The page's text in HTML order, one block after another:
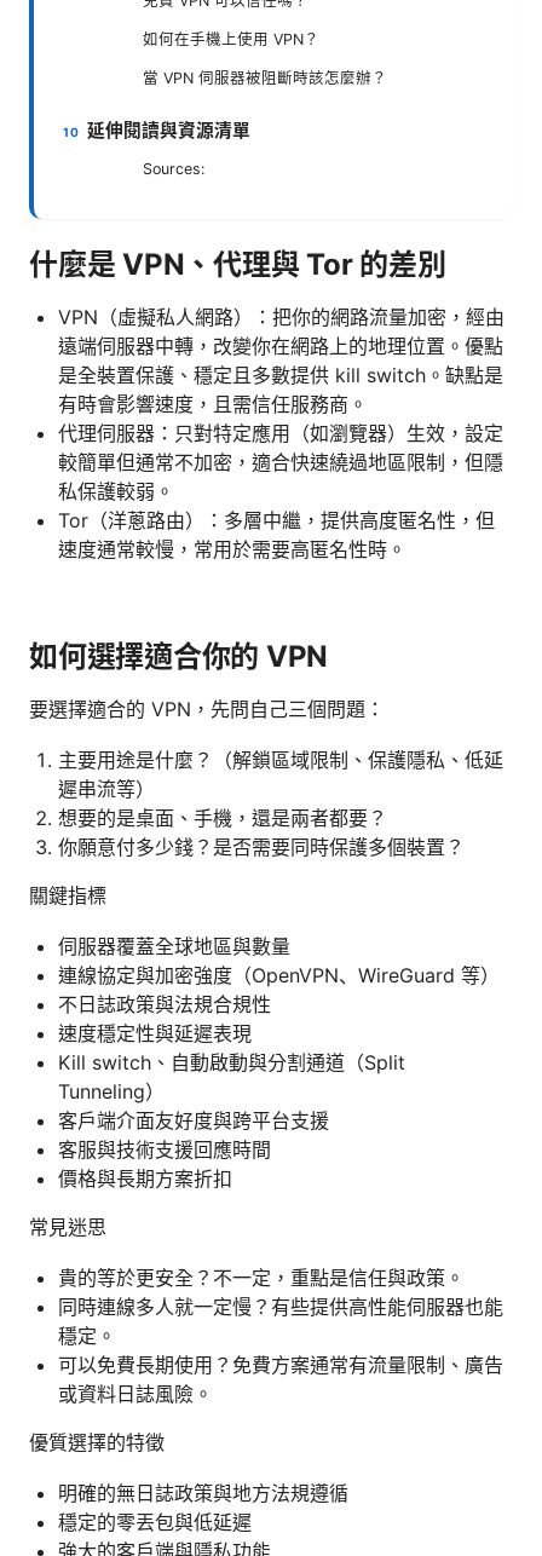
如何在手機上使用 VPN？
當 VPN 伺服器被阻斷時該怎麼辦？
延伸閱讀與資源清單
Sources:
什麼是 VPN、代理與 Tor 的差別
VPN（虛擬私人網路）：把你的網路流量加密，經由
遠端伺服器中轉，改變你在網路上的地理位置。優點
是全裝置保護、穩定且多數提供 kill switch。缺點是
有時會影響速度，且需信任服務商。
代理伺服器：只對特定應用（如瀏覽器）生效，設定
較簡單但通常不加密，適合快速繞過地區限制，但隱
私保護較弱。
Tor（洋蔥路由）：多層中繼，提供高度匿名性，但
速度通常較慢，常用於需要高匿名性時。
如何選擇適合你的 VPN
要選擇適合的 VPN，先問自己三個問題：
主要用途是什麼？（解鎖區域限制、保護隱私、低延
遲串流等）
想要的是桌面、手機，還是兩者都要？
你願意付多少錢？是否需要同時保護多個裝置？
關鍵指標
伺服器覆蓋全球地區與數量
連線協定與加密強度（OpenVPN、WireGuard 等）
不日誌政策與法規合規性
速度穩定性與延遲表現
Kill switch、自動啟動與分割通道（Split
Tunneling）
客戶端介面友好度與跨平台支援
客服與技術支援回應時間
價格與長期方案折扣
常見迷思
貴的等於更安全？不一定，重點是信任與政策。
同時連線多人就一定慢？有些提供高性能伺服器也能
穩定。
可以免費長期使用？免費方案通常有流量限制、廣告
或資料日誌風險。
優質選擇的特徵
明確的無日誌政策與地方法規遵循
穩定的零丟包與低延遲
強大的客戶端與隱私功能